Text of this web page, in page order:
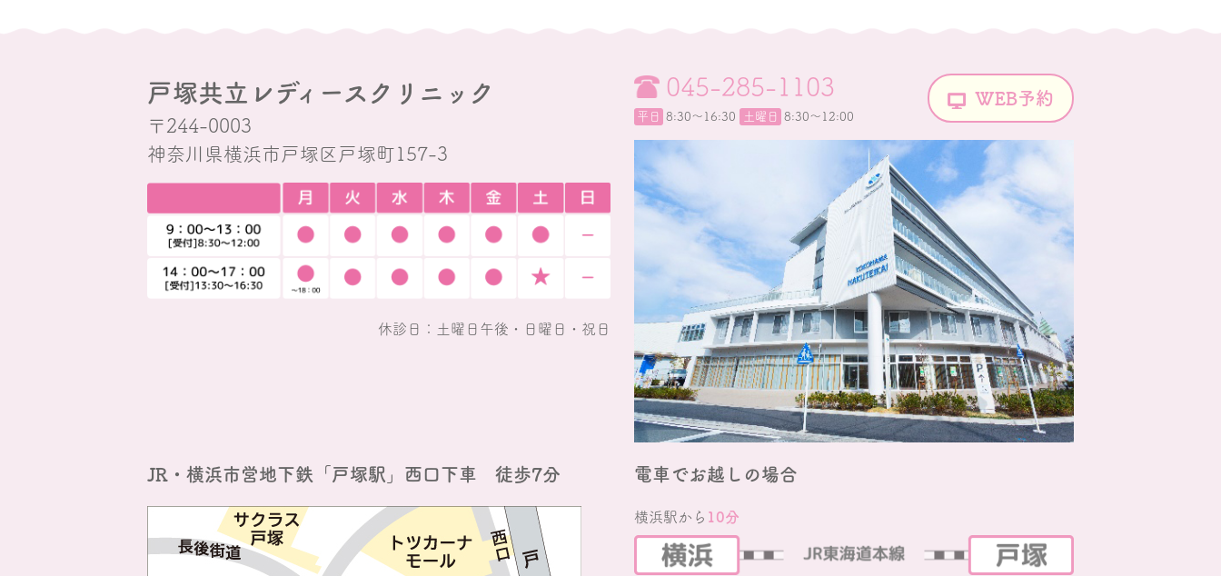
戸塚共立レディースクリニック
〒244-0003
神奈川県横浜市戸塚区戸塚町157-3
休診日：土曜日午後・日曜日・祝日
045-285-1103
平日 8:30〜16:30 土曜日 8:30～12:00
WEB予約
JR・横浜市営地下鉄「戸塚駅」西口下車 徒歩7分 電車でお越しの場合
横浜駅から 10分